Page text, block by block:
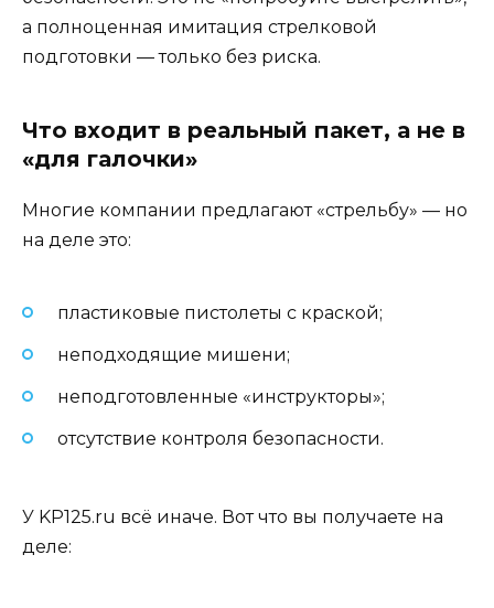
а полноценная имитация стрелковой
подготовки — только без риска.
Что входит в реальный пакет, а не в
«для галочки»
Многие компании предлагают «стрельбу» — но
на деле это:
пластиковые пистолеты с краской;
неподходящие мишени;
неподготовленные «инструкторы»;
отсутствие контроля безопасности.
У KP125.ru всё иначе. Вот что вы получаете на
деле: